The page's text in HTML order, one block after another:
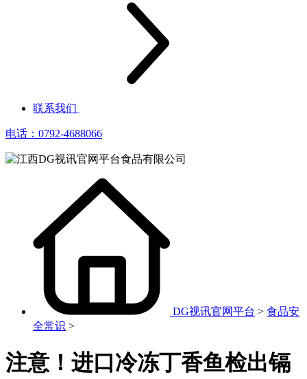
联系我们
电话：0792-4688066
DG视讯官网平台 > 食品安
全常识 >
注意！进口冷冻丁香鱼检出镉